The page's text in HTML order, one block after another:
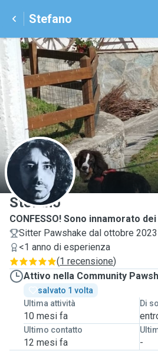
Stefano
S
Stefano
CONFESSO! Sono innamorato
Sitter Pawshake dal ottobre 2023
<1 anno di esperienza
(1 recensione)
Attivo nella Community
salvato 1 volta
Ultima attività
10 mesi fa
Di
Ultimo contatto
12 mesi fa -